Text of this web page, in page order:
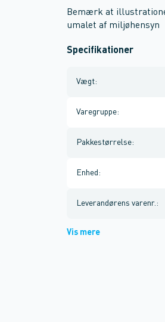
Bemærk at
umalet af miljøhensyn
Specifikationer
Vægt:
Varegruppe:
Pakkestørrelse:
Enhed :
Leverandørens varenr. :
Vis mere